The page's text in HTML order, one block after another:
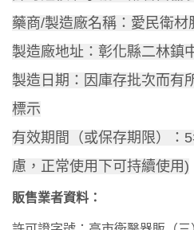
藥商/製造廠名稱：愛民衛材
製造廠地址：彰化縣二林鎮
製造日期：因庫存批次而有
標示
有效期間（或保存期限）：
慮，正常使用下可持續使用)
販售業者資料：